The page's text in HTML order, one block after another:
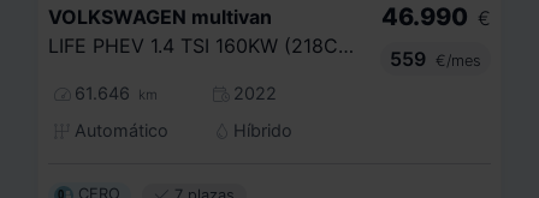
VOLKSWAGEN multivan
LIFE PHEV 1.4 TSI 160KW (218CV) DSG BC
61.646 km
2022
Automático
Híbrido
46.990 €
559
€/mes